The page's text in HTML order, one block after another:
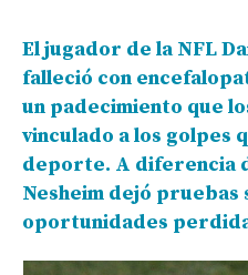
El jugador de la NFL
falleció con
un padecimiento que
vinculado a los golpes
deporte. A diferencia
Nesheim dejó pruebas
oportunidades